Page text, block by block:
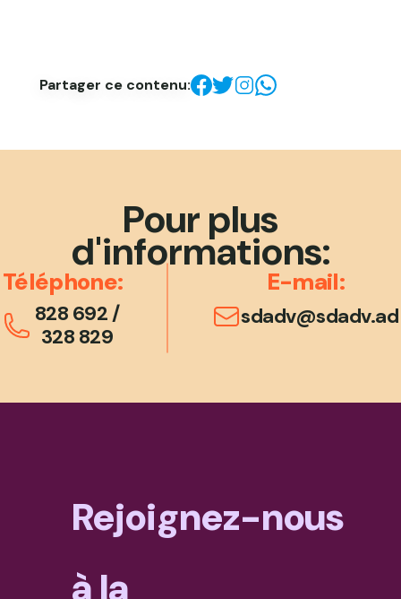
Partager ce contenu:
Pour plus
d'informations:
Téléphone:
828 692 /
328 829
E-mail:
sdadv@sdadv.ad
Rejoignez-nous
à la